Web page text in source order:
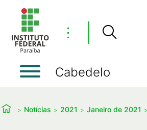
⋮
Cabedelo
Notícias 2021 Janeiro de 2021